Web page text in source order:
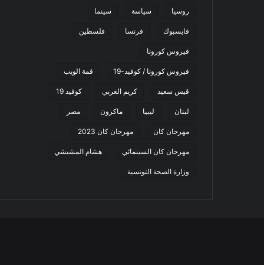
روسيا سياسة سينما
فايسبوك فرنسا فلسطين
فيروس كورونا
فيروس كورونا / كوفيد-19 قمة الويب
قيس سعيد كريم الغربي كوفيد 19
لبنان ليبيا ماكرون مصر
مهرجان كان مهرجان كان 2023
مهرجان كان السينمائي هشام المشيشي
وزارة الصحة التونسية